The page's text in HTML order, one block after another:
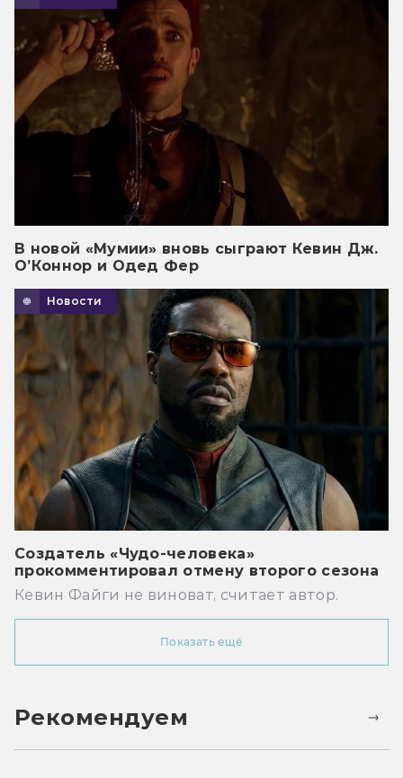
В новой «Мумии» вновь сыграют Кевин Дж.
О’Коннор и Одед Фер
Новости
Создатель «Чудо-человека»
прокомментировал отмену второго сезона
Кевин Файги не виноват, считает автор.
Показать ещё
Рекомендуем